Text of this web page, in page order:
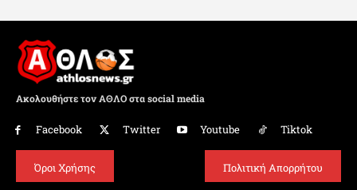
Ακολουθήστε τον ΑΘΛΟ στα social media
Facebook Twitter Youtube Tiktok
Όροι Χρήσης Πολιτική Απορρήτου